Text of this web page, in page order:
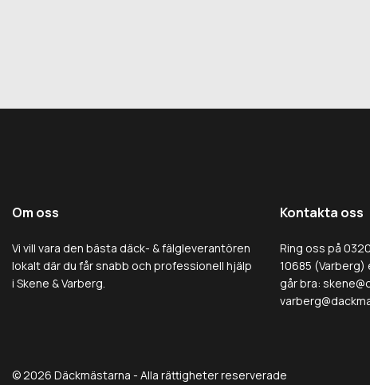
Om oss
Vi vill vara den bästa däck- & fälgleverantören
lokalt där du får snabb och professionell hjälp
i Skene & Varberg.
Kontakta oss
Ring oss på
10685
går bra:
© 2026 Däckmästarna - Alla rättigheter reserverade